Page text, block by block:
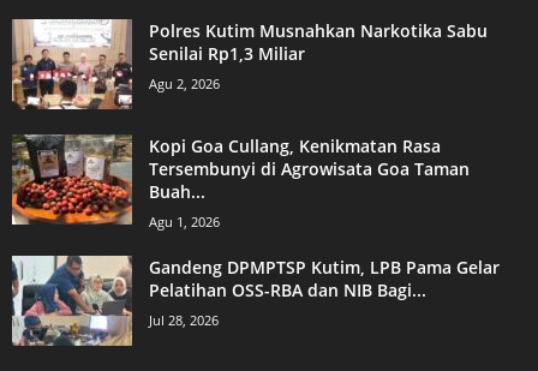
Polres Kutim Musnahkan Narkotika Sabu
Senilai Rp1,3 Miliar
Agu 2, 2026
Kopi Goa Cullang, Kenikmatan Rasa
Tersembunyi di Agrowisata Goa Taman
Buah...
Agu 1, 2026
Gandeng DPMPTSP Kutim, LPB Pama Gelar
Pelatihan OSS-RBA dan NIB Bagi...
Jul 28, 2026